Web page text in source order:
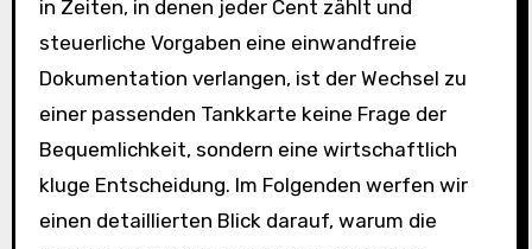
in Zeiten, in denen jeder Cent zählt und
steuerliche Vorgaben eine einwandfreie
Dokumentation verlangen, ist der Wechsel zu
einer passenden Tankkarte keine Frage der
Bequemlichkeit, sondern eine wirtschaftlich
kluge Entscheidung. Im Folgenden werfen wir
einen detaillierten Blick darauf, warum die